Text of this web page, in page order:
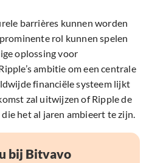
barrières kunnen worden
rol kunnen spelen
oplossing voor
ambitie om een centrale
financiële systeem lijkt
zal uitwijzen of Ripple de
het al jaren ambieert te zijn.
bij Bitvavo